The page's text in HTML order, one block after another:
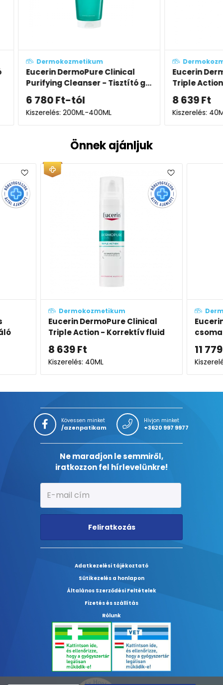
g...
Dermokozmetikum
Eucerin DermoPure Clinical
Triple Action - Korrektív fluid
8 639Ft
Kiszerelés: 40ML
gél-
7 199
Önnek ajánljuk
Dermokozmetikum
Eucerin DermoPure Clinical
csomag
11 779Ft
Kiszerelés: 2X
6 780
Kövessen minket
/azenpatikam
Hívjon minket
+3620 997 9977
Ne maradjon le semmiről,
iratkozzon fel hírlevelünkre!
Feliratkozás
Adatkezelési tájékoztató
Sütikezelés a honlapon
Általános Szerződési Feltételek
Fizetés és szállítás
Rólunk